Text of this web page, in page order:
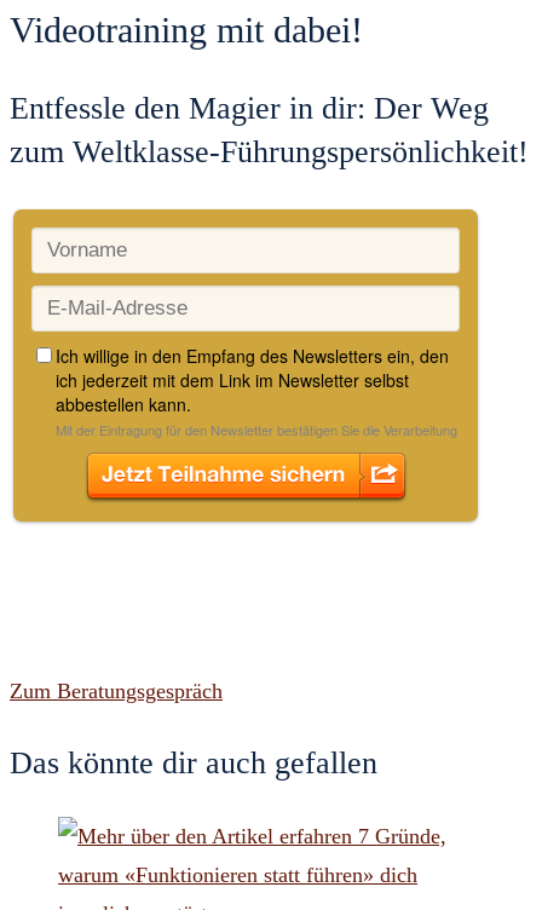
Videotraining mit dabei!
Entfessle den Magier in dir: Der Weg
zum Weltklasse-Führungspersönlichkeit!
Zum Beratungsgespräch
Das könnte dir auch gefallen